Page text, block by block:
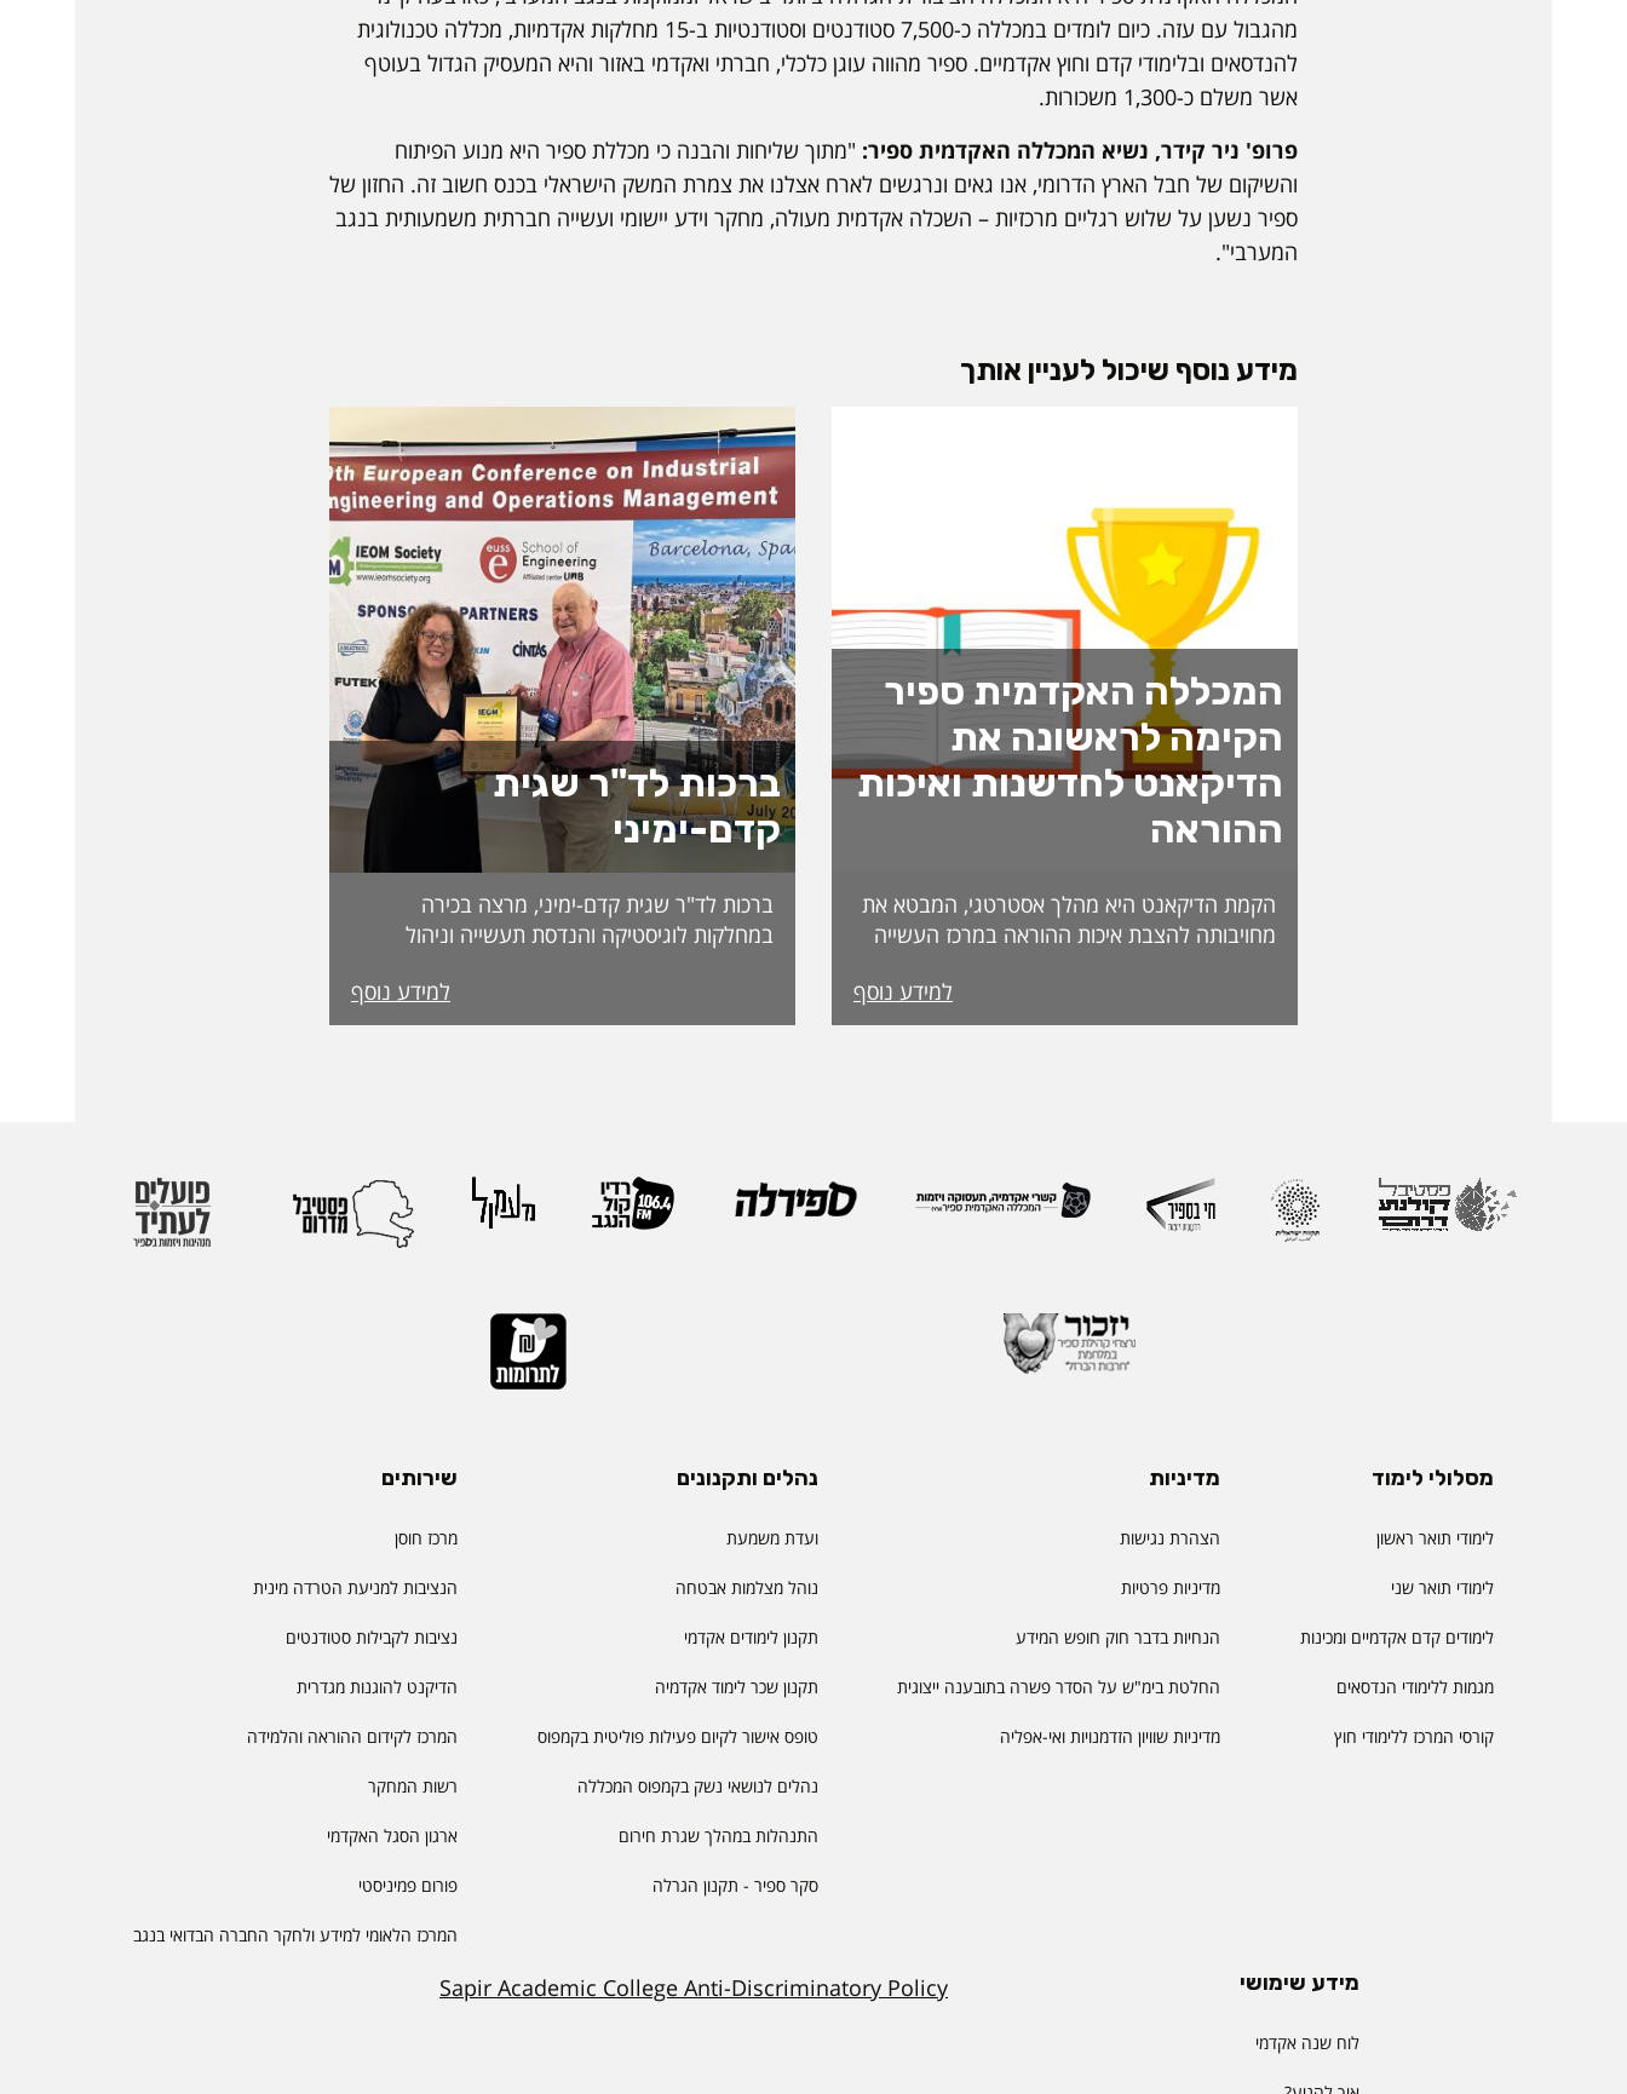
מהגבול עם עזה. כיום לומדים במכללה כ-7,500 סטודנטים וסטודנטיות ב-15 מחלקות אקדמיות, מכללה טכנולוגית
להנדסאים ובלימודי קדם וחוץ אקדמיים. ספיר מהווה עוגן כלכלי, חברתי ואקדמי באזור והיא המעסיק הגדול בעוטף
אשר משלם כ-1,300 משכורות.
פרופ' ניר קידר, נשיא המכללה האקדמית ספיר: "מתוך שליחות והבנה כי מכללת ספיר היא מנוע הפיתוח
והשיקום של חבל הארץ הדרומי, אנו גאים ונרגשים לארח אצלנו את צמרת המשק הישראלי בכנס חשוב זה. החזון של
ספיר נשען על שלוש רגליים מרכזיות – השכלה אקדמית מעולה, מחקר וידע יישומי ועשייה חברתית משמעותית בנגב
המערבי".
מידע נוסף שיכול לעניין אותך
המכללה האקדמית ספיר
הקימה לראשונה את
הדיקאנט לחדשנות ואיכות
ההוראה
הקמת הדיקאנט היא מהלך אסטרטגי, המבטא את
מחויבותה להצבת איכות ההוראה במרכז העשייה
לאתגרי העתיד. בראש הדיקאנט עומדת אפרת
ליברמן, דיקאנית ההוראה, אשת חינוך ופדגוגיה
ההוראה הראשון שהוקם בספיר - מהלך המבטא
את החשיבות האסטרטגית שמעניקה המכללה
למצוינות בהוראה ולחוויית הלמידה של הסטודנטים
למידע נוסף
ברכות לד"ר שגית
קדם-ימיני
ברכות לד"ר שגית קדם-ימיני, מרצה בכירה
במחלקות לוגיסטיקה והנדסת תעשייה וניהול
מטעם האגודה הבינלאומית IEOM Society
International. מההוקרות הגבוהות ביותר
IEOM היא אחת האגודות הבינלאומיות הגדולות
בתחומי הנדסת התעשייה והניהול.
למידע נוסף
מסלולי לימוד
לימודי תואר ראשון
לימודי תואר שני
לימודים קדם אקדמיים ומכינות
מגמות ללימודי הנדסאים
קורסי המרכז ללימודי חוץ
מדיניות
הצהרת נגישות
מדיניות פרטיות
הנחיות בדבר חוק חופש המידע
החלטת בימ"ש על הסדר פשרה בתובענה ייצוגית
מדיניות שוויון הזדמנויות ואי-אפליה
נהלים ותקנונים
ועדת משמעת
נוהל מצלמות אבטחה
תקנון לימודים אקדמי
תקנון שכר לימוד אקדמיה
טופס אישור לקיום פעילות פוליטית בקמפוס
נהלים לנושאי נשק בקמפוס המכללה
התנהלות במהלך שגרת חירום
סקר ספיר - תקנון הגרלה
שירותים
מרכז חוסן
הנציבות למניעת הטרדה מינית
נציבות לקבילות סטודנטים
הדיקנט להוגנות מגדרית
המרכז לקידום ההוראה והלמידה
רשות המחקר
ארגון הסגל האקדמי
פורום פמיניסטי
המרכז הלאומי למידע ולחקר החברה הבדואי בנגב
מידע שימושי
לוח שנה אקדמי
Sapir Academic College Anti-Discriminatory Policy